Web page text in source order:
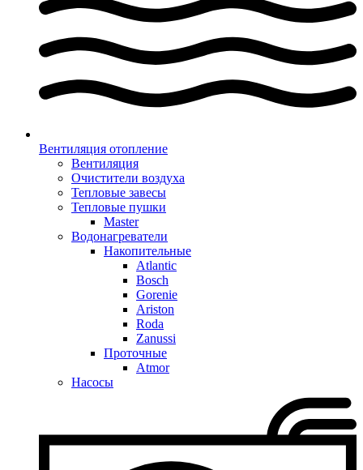
Вентиляция отопление
Вентиляция
Очистители воздуха
Тепловые завесы
Тепловые пушки
Master
Водонагреватели
Накопительные
Atlantic
Bosch
Gorenie
Ariston
Roda
Zanussi
Проточные
Atmor
Насосы